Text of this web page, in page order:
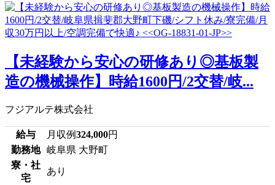
【未経験から安心の研修あり◎基板製
造の機械操作】時給1600円/2交替/岐...
フジアルテ株式会社
給与 月収例324,000円
勤務地
岐阜県 大野町
寮・社
宅
あり